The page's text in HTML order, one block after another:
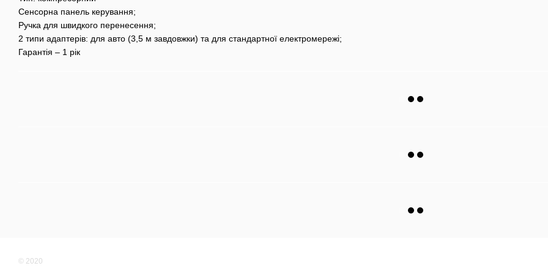
Сенсорна панель керування;
Ручка для швидкого перенесення;
2 типи адаптерів: для авто (3,5 м завдовжки) та для стандартної електромережі;
Гарантія – 1 рік
© 2020